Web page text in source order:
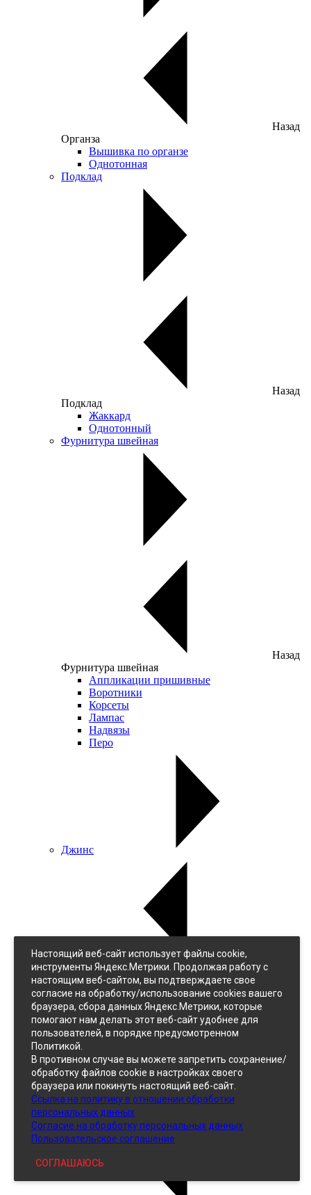
Назад
Органза
Вышивка по органзе
Однотонная
Подклад
Назад
Подклад
Жаккард
Однотонный
Фурнитура швейная
Назад
Фурнитура швейная
Аппликации пришивные
Воротники
Корсеты
Лампас
Надвязы
Перо
Джинс
Джинс
Однотонный
Принтованный
Кожзам
Настоящий веб-сайт использует файлы cookie,
инструменты Яндекс.Метрики. Продолжая работу с
настоящим веб-сайтом, вы подтверждаете свое
согласие на обработку/использование cookies вашего
браузера, сбора данных Яндекс.Метрики, которые
помогают нам делать этот веб-сайт удобнее для
пользователей, в порядке предусмотренном
Политикой.
В противном случае вы можете запретить сохранение/
обработку файлов cookie в настройках своего
браузера или покинуть настоящий веб-сайт.
Ссылка на политику в отношении обработки
персональных данных
Согласие на обработку персональных данных
Пользовательское соглашение
СОГЛАШАЮСЬ